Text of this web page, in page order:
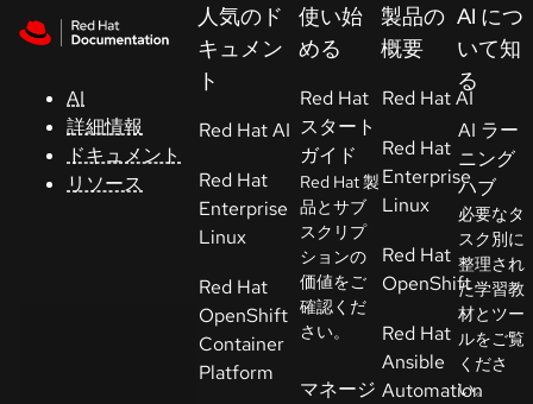
AI
詳細情報
ドキュメント
リソース
ト
コ
ン
ソ
ー
開
人気のド
キュメン
ト
Red Hat AI
Red Hat
Enterprise
Linux
Red Hat
OpenShift
Container
Platform
使い始
める
Red Hat
スタート
ガイド
Red Hat 製
品とサブ
スクリプ
ションの
価値をご
確認くだ
さい。
マネージ
製品の
概要
Red Hat AI
Red Hat
Enterprise
Linux
Red Hat
OpenShift
Red Hat
Ansible
Automation
AI につ
いて知
る
AI ラー
ニング
ハブ
必要なタ
スク別に
整理され
た学習教
材とツー
ルをご覧
くださ
い。